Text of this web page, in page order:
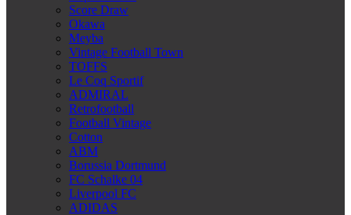
Score Draw
Okawa
Meyba
Vintage Football Town
TOFFS
Le Coq Sportif
ADMIRAL
Retrofootball
Football Vintage
Cotton
ABM
Borussia Dortmund
FC Schalke 04
Liverpool FC
ADIDAS